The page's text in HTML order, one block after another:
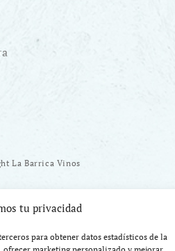
tu privacidad
para obtener datos estadísticos de la
La Barrica Vinos
EU. Plan de Recuperación